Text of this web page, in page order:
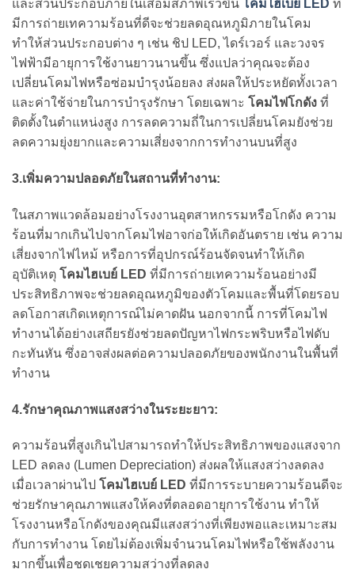
และส่วนประกอบภายในเสื่อมสภาพเร็วขึ้น โคมไฮเบย์ LED ที่
มีการถ่ายเทความร้อนที่ดีจะช่วยลดอุณหภูมิภายในโคม
ทำให้ส่วนประกอบต่าง ๆ เช่น ชิป LED, ไดร์เวอร์ และวงจร
ไฟฟ้ามีอายุการใช้งานยาวนานขึ้น ซึ่งแปลว่าคุณจะต้อง
เปลี่ยนโคมไฟหรือซ่อมบำรุงน้อยลง ส่งผลให้ประหยัดทั้งเวลา
และค่าใช้จ่ายในการบำรุงรักษา โดยเฉพาะ โคมไฟโกดัง ที่
ติดตั้งในตำแหน่งสูง การลดความถี่ในการเปลี่ยนโคมยังช่วย
ลดความยุ่งยากและความเสี่ยงจากการทำงานบนที่สูง
3.เพิ่มความปลอดภัยในสถานที่ทำงาน:
ในสภาพแวดล้อมอย่างโรงงานอุตสาหกรรมหรือโกดัง ความ
ร้อนที่มากเกินไปจากโคมไฟอาจก่อให้เกิดอันตราย เช่น ความ
เสี่ยงจากไฟไหม้ หรือการที่อุปกรณ์ร้อนจัดจนทำให้เกิด
อุบัติเหตุ โคมไฮเบย์ LED ที่มีการถ่ายเทความร้อนอย่างมี
ประสิทธิภาพจะช่วยลดอุณหภูมิของตัวโคมและพื้นที่โดยรอบ
ลดโอกาสเกิดเหตุการณ์ไม่คาดฝัน นอกจากนี้ การที่โคมไฟ
ทำงานได้อย่างเสถียรยังช่วยลดปัญหาไฟกระพริบหรือไฟดับ
กะทันหัน ซึ่งอาจส่งผลต่อความปลอดภัยของพนักงานในพื้นที่
ทำงาน
4.รักษาคุณภาพแสงสว่างในระยะยาว:
ความร้อนที่สูงเกินไปสามารถทำให้ประสิทธิภาพของแสงจาก
LED ลดลง (Lumen Depreciation) ส่งผลให้แสงสว่างลดลง
เมื่อเวลาผ่านไป โคมไฮเบย์ LED ที่มีการระบายความร้อนดีจะ
ช่วยรักษาคุณภาพแสงให้คงที่ตลอดอายุการใช้งาน ทำให้
โรงงานหรือโกดังของคุณมีแสงสว่างที่เพียงพอและเหมาะสม
กับการทำงาน โดยไม่ต้องเพิ่มจำนวนโคมไฟหรือใช้พลังงาน
มากขึ้นเพื่อชดเชยความสว่างที่ลดลง